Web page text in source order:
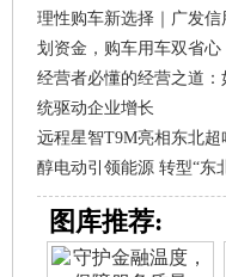
理性购车新选择｜广发
划资金，购车用车双省心
经营者必懂的经营之道
统驱动企业增长
远程星智T9M亮相东北
醇电动引领能源 转型“东
图库推荐: